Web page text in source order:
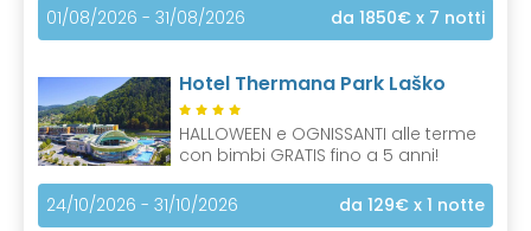
01/08/2026 - 31/08/2026 da 1850€ x 7 notti
Hotel Thermana Park Laško
HALLOWEEN e OGNISSANTI alle terme
con bimbi GRATIS fino a 5 anni!
24/10/2026 - 31/10/2026 da 129€ x 1 notte